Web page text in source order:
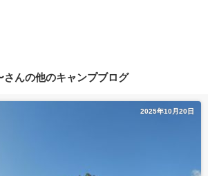
さんの他のキャンプブログ
2025年10月20日